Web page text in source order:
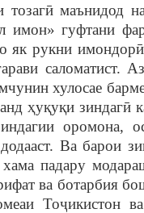
тозагӣ маънидод
имон» гуфтани
як рукни
саломатист.
хулосае
ҳуқуқи зиндагӣ
оромона,
Ва барои
падару
ва ботарбия
Тоҷикистон